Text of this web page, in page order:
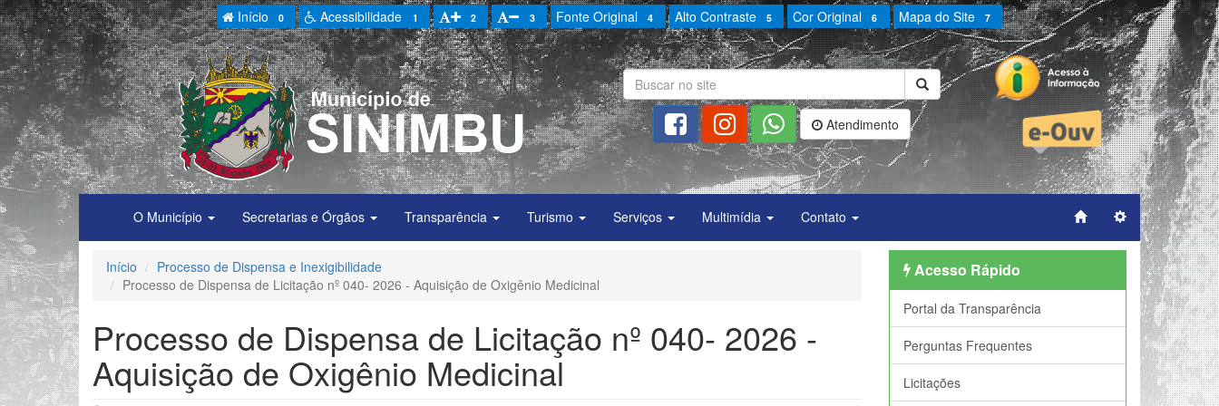
Início 0 Acessibilidade 1 2 3 Fonte Original 4 Alto Contraste 5 Cor Original 6 Mapa do Site 7
Atendimento
O Município Secretarias e Órgãos Transparência Turismo Serviços Multimídia Contato
Início
Processo de Dispensa e Inexigibilidade
Processo de Dispensa de Licitação nº 040- 2026 - Aquisição de Oxigênio Medicinal
Processo de Dispensa de Licitação nº 040- 2026 -
Aquisição de Oxigênio Medicinal
Acesso Rápido
Portal da Transparência
Perguntas Frequentes
Licitações